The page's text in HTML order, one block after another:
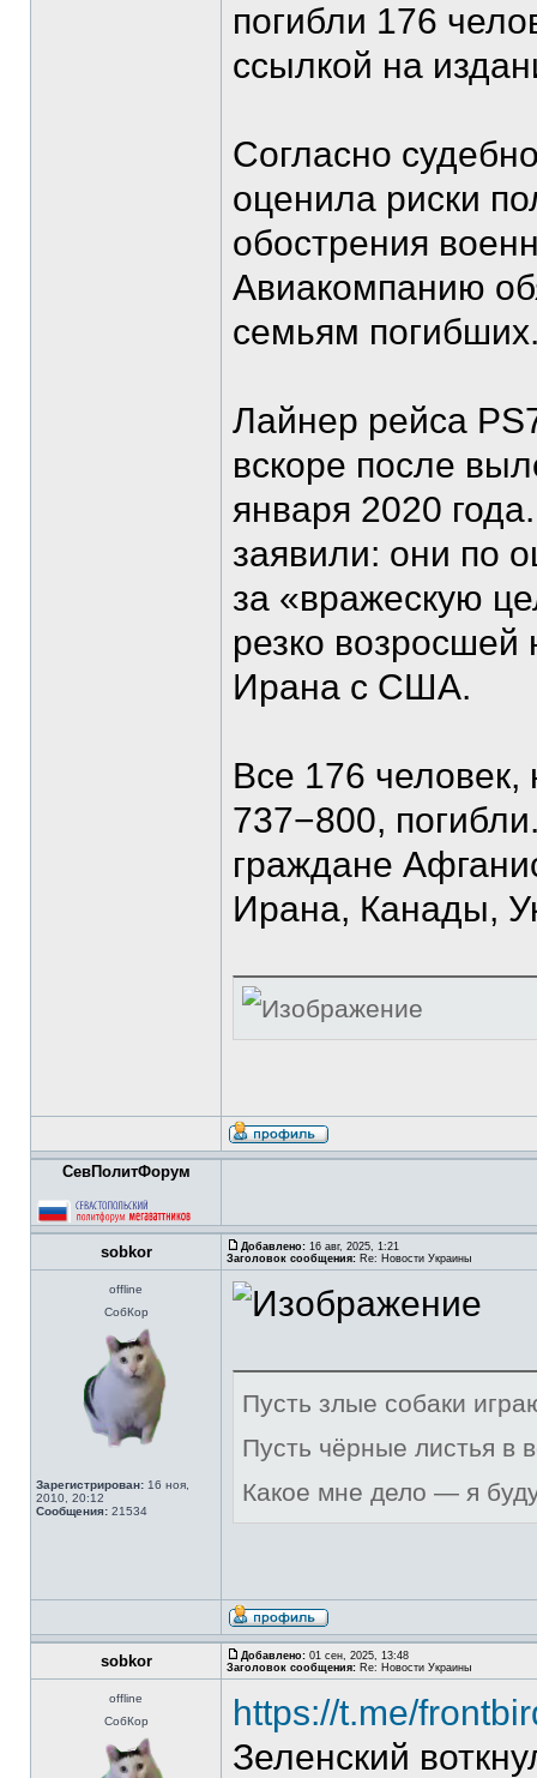
погибли 176
ссылкой на
Согласно
оценила риски
обострения
Авиакомпанию
семьям
Лайнер рейса
вскоре после
января 2020
заявили: они по
за «вражескую
резко
Ирана с США.
Все 176
737−800,
граждане
Ирана, Канады,
СевПолитФорум
sobkor Добавлено: 16 авг, 2025, 1:21
Заголовок сообщения: Re: Новости Украины
offline
СобКор
Зарегистрирован: 16 ноя,
2010, 20:12
Сообщения: 21534
Пусть злые собаки
Пусть чёрные листья в
Какое мне дело — я
sobkor Добавлено: 01 сен, 2025, 13:48
Заголовок сообщения: Re: Новости Украины
offline
СобКор
https://t.me/
Зеленский